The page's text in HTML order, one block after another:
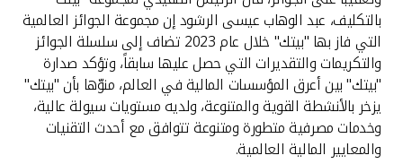
تركيا
مصر
المملكة المتحدة
بالتكليف، عبد الوهاب عيسى الرشود إن مجموعة الجوائز العالمية
التي فاز بها "بيتك" خلال عام 2023 تضاف إلى سلسلة الجوائز
والتكريمات والتقديرات التي حصل عليها سابقاً، وتؤكد صدارة
"بيتك" بين أعرق المؤسسات المالية في العالم، منوّها بأن "بيتك"
يزخر بالأنشطة القوية والمتنوعة، ولديه مستويات سيولة عالية،
وخدمات مصرفية متطورة ومتنوعة تتوافق مع أحدث التقنيات
والمعايير المالية العالمية.